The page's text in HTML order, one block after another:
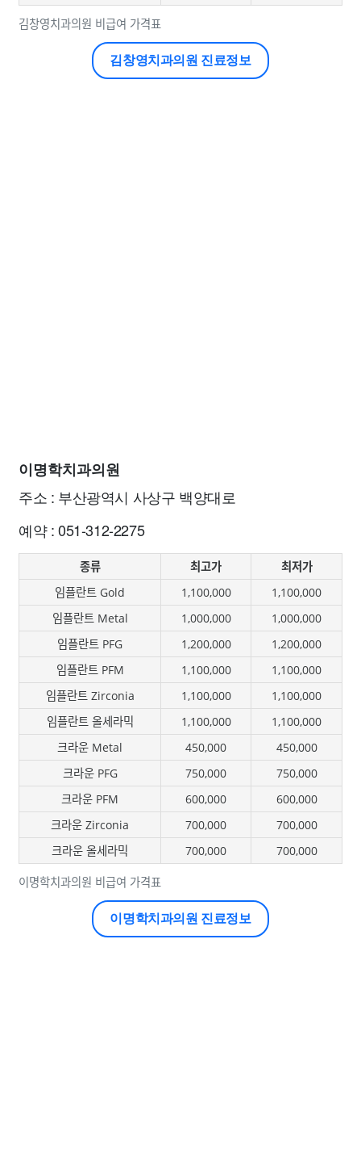
김창영치과의원 비급여 가격표
김창영치과의원 진료정보
이명학치과의원
주소 : 부산광역시 사상구 백양대로
예약 : 051-312-2275
이명학치과의원 비급여 가격표
종류 최고가
최저가
임플란트 Gold
1,100,000
1,100,000
임플란트 Metal
1,000,000
1,000,000
임플란트 PFG
1,200,000
1,200,000
임플란트 PFM
1,100,000
1,100,000
임플란트 Zirconia
1,100,000
1,100,000
임플란트 올세라믹
1,100,000
1,100,000
크라운 Metal
450,000
450,000
크라운 PFG
750,000
750,000
크라운 PFM
600,000
600,000
크라운 Zirconia
700,000
700,000
크라운 올세라믹
700,000 700,000
이명학치과의원 진료정보